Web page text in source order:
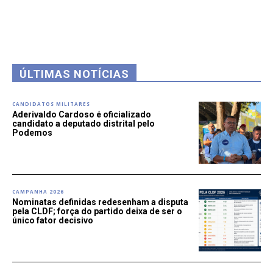
ÚLTIMAS NOTÍCIAS
CANDIDATOS MILITARES
Aderivaldo Cardoso é oficializado
candidato a deputado distrital pelo
Podemos
CAMPANHA 2026
Nominatas definidas redesenham a disputa
pela CLDF; força do partido deixa de ser o
único fator decisivo